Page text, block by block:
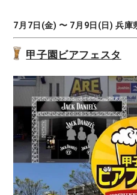
7月7日(金) 〜 7月9日(日) 兵庫
甲子園ビアフェスタ